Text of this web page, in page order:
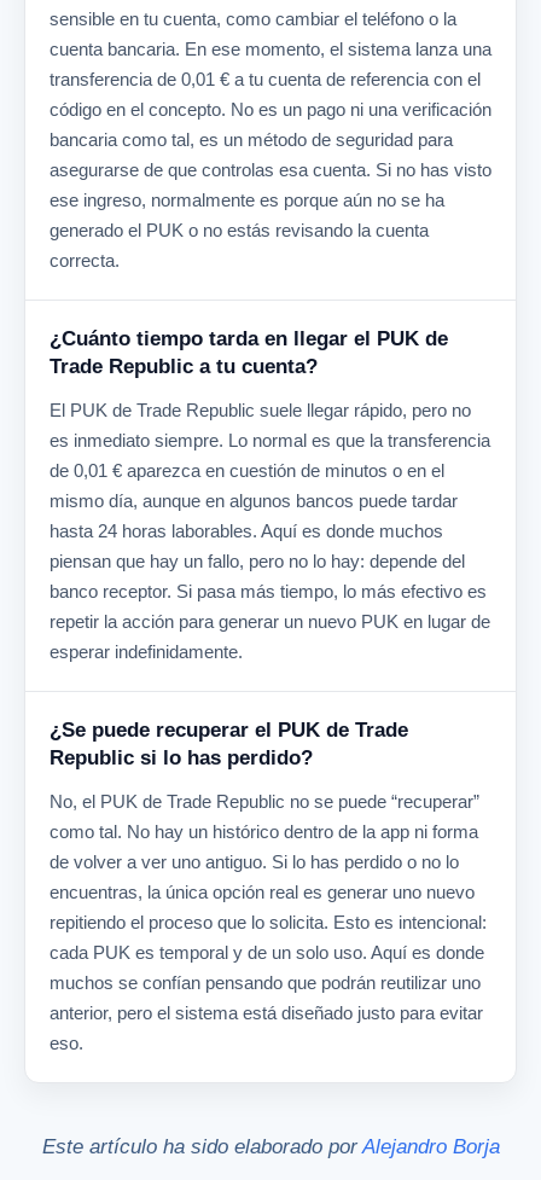
sensible en tu cuenta, como cambiar el teléfono o la
cuenta bancaria. En ese momento, el sistema lanza una
transferencia de 0,01 € a tu cuenta de referencia con el
código en el concepto. No es un pago ni una verificación
bancaria como tal, es un método de seguridad para
asegurarse de que controlas esa cuenta. Si no has visto
ese ingreso, normalmente es porque aún no se ha
generado el PUK o no estás revisando la cuenta
correcta.
¿Cuánto tiempo tarda en llegar el PUK de
Trade Republic a tu cuenta?
El PUK de Trade Republic suele llegar rápido, pero no
es inmediato siempre. Lo normal es que la transferencia
de 0,01 € aparezca en cuestión de minutos o en el
mismo día, aunque en algunos bancos puede tardar
hasta 24 horas laborables. Aquí es donde muchos
piensan que hay un fallo, pero no lo hay: depende del
banco receptor. Si pasa más tiempo, lo más efectivo es
repetir la acción para generar un nuevo PUK en lugar de
esperar indefinidamente.
¿Se puede recuperar el PUK de Trade
Republic si lo has perdido?
No, el PUK de Trade Republic no se puede “recuperar”
como tal. No hay un histórico dentro de la app ni forma
de volver a ver uno antiguo. Si lo has perdido o no lo
encuentras, la única opción real es generar uno nuevo
repitiendo el proceso que lo solicita. Esto es intencional:
cada PUK es temporal y de un solo uso. Aquí es donde
muchos se confían pensando que podrán reutilizar uno
anterior, pero el sistema está diseñado justo para evitar
eso.
Este artículo ha sido elaborado porAlejandro Borja